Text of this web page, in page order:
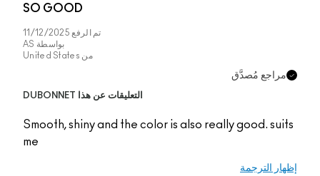
SO GOOD
تم الرفع 11/12/2025
بواسطة AS
من United States
مراجع مُصدَّق
التعليقات عن هذا DUBONNET
Smooth, shiny and the color is also really good. suits
me
إظهار الترجمة